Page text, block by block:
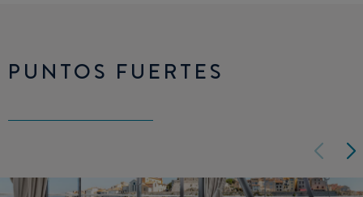
PUNTOS FUERTES